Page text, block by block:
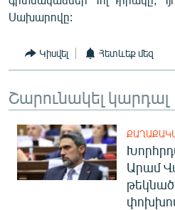
ՀԵՏԵՎԵՔ ՄԵԶ
«Ազատության» բոլոր
Սախարովը:
Կիսվել Հետևեք մեզ
Շարունակել կարդալ
Արամ